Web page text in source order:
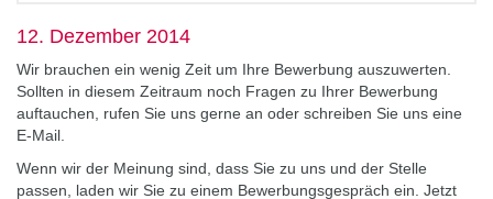
12. Dezember 2014
Wir brauchen ein wenig Zeit um Ihre Bewerbung auszuwerten.
Sollten in diesem Zeitraum noch Fragen zu Ihrer Bewerbung
auftauchen, rufen Sie uns gerne an oder schreiben Sie uns eine
E-Mail.
Wenn wir der Meinung sind, dass Sie zu uns und der Stelle
passen, laden wir Sie zu einem Bewerbungsgespräch ein. Jetzt